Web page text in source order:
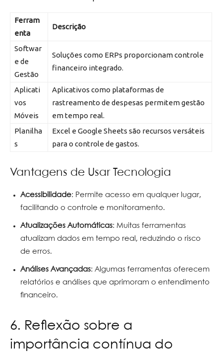
Ferram
enta
Descrição
Softwar
e de
Gestão
Soluções como ERPs proporcionam controle
financeiro integrado.
Aplicati
vos
Móveis
Aplicativos como plataformas de
rastreamento de despesas permitem gestão
em tempo real.
Planilha
s
Excel e Google Sheets são recursos versáteis
para o controle de gastos.
Vantagens de Usar Tecnologia
Acessibilidade: Permite acesso em qualquer lugar,
facilitando o controle e monitoramento.
Atualizações Automáticas: Muitas ferramentas
atualizam dados em tempo real, reduzindo o risco
de erros.
Análises Avançadas: Algumas ferramentas oferecem
relatórios e análises que aprimoram o entendimento
financeiro.
6. Reflexão sobre a
importância contínua do